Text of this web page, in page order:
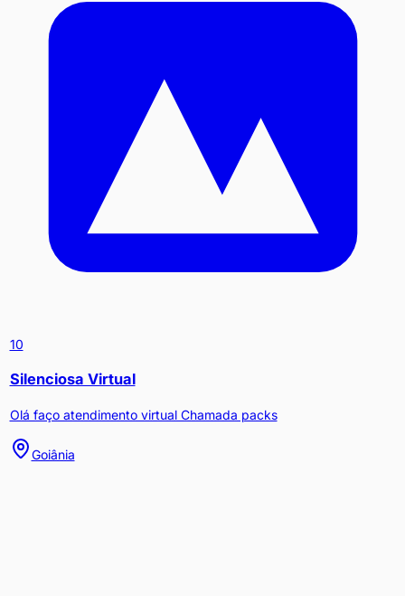
10
Silenciosa Virtual
Olá faço atendimento virtual Chamada packs
Goiânia